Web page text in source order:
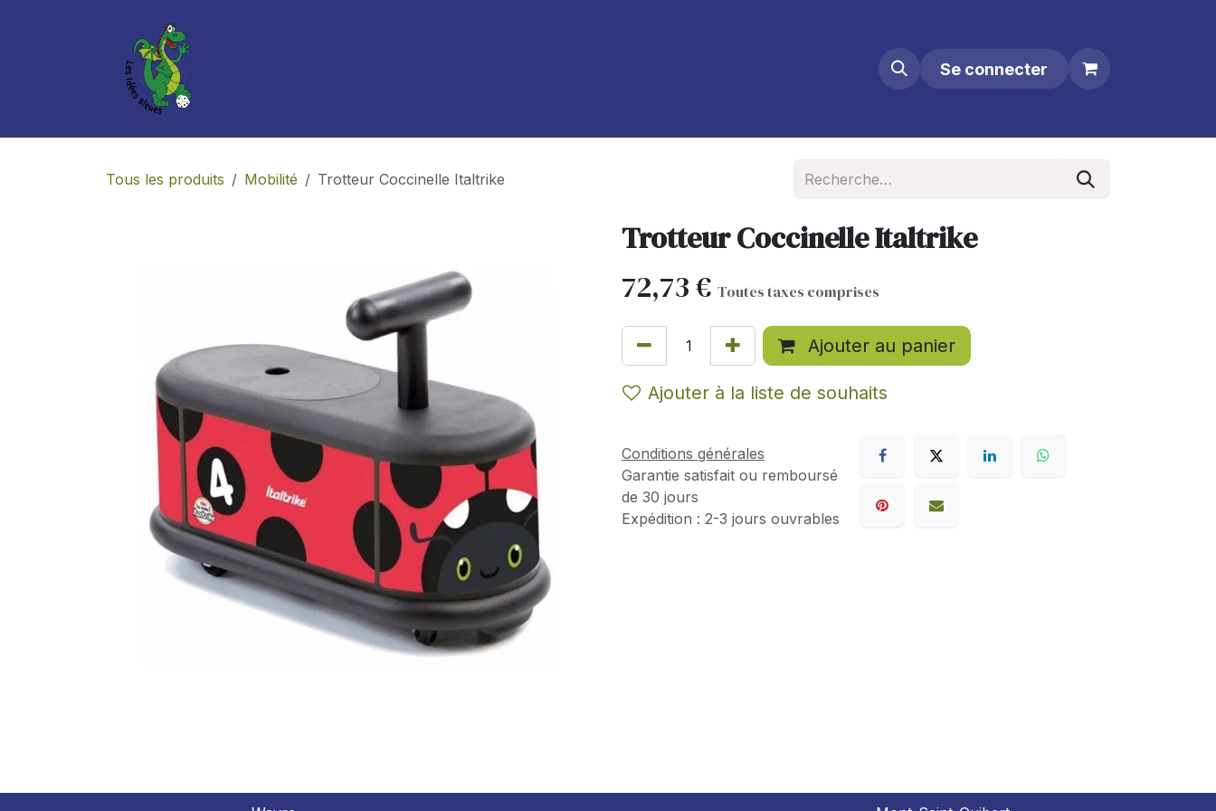
Se connecter
Tous les produits Mobilité Trotteur Coccinelle Italtrike
Trotteur Coccinelle Italtrike
72,73€ Toutes taxes comprises
Ajouter au panier
Ajouter à la liste de souhaits
Conditions générales
Garantie satisfait ou remboursé
de 30 jours
Expédition : 2-3 jours ouvrables